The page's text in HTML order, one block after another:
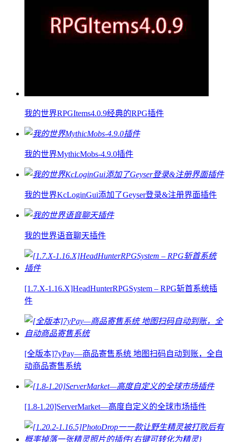
我的世界RPGItems4.0.9经典的RPG插件
我的世界MythicMobs-4.9.0插件
我的世界KcLoginGui添加了Geyser登录&注册界面插件
我的世界语音聊天插件
[1.7.X-1.16.X]HeadHunterRPGSystem – RPG斩首系统插
件
[全版本]7yPay—商品寄售系统 地图扫码自动到账，全自
动商品寄售系统
[1.8-1.20]ServerMarket—高度自定义的全球市场插件